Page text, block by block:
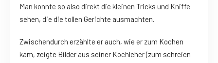
Man konnte so also direkt die kleinen Tricks und Kniffe
sehen, die die tollen Gerichte ausmachten.
Zwischendurch erzählte er auch, wie er zum Kochen
kam, zeigte Bilder aus seiner Kochleher (zum schreien